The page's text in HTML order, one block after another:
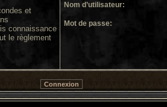
et
connaissance
le règlement
Nom d’utilisateur:
Mot de passe: